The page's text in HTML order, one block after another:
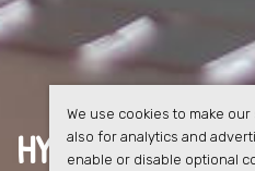
We use cookies to make
also for analytics and
enable or disable optional